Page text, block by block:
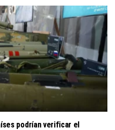
podrían verificar el